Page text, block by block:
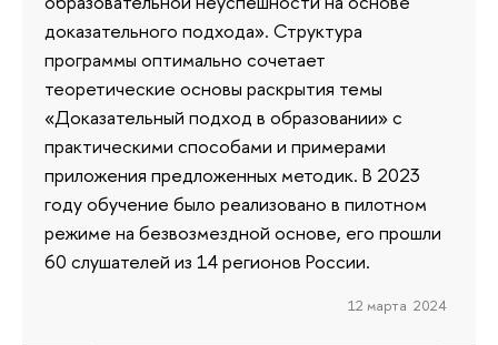
доказательного подхода». Структура
программы оптимально сочетает
теоретические основы раскрытия темы
«Доказательный подход в образовании» с
практическими способами и примерами
приложения предложенных методик. В 2023
году обучение было реализовано в пилотном
режиме на безвозмездной основе, его прошли
60 слушателей из 14 регионов России.
12 марта 2024